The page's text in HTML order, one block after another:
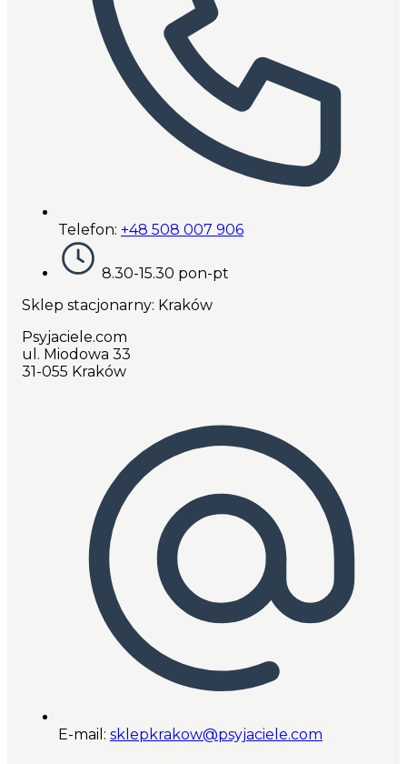
Telefon: +48 508 007 906
8.30-15.30 pon-pt
Sklep stacjonarny: Kraków
Psyjaciele.com
ul. Miodowa 33
31-055 Kraków
E-mail: sklepkrakow@psyjaciele.com